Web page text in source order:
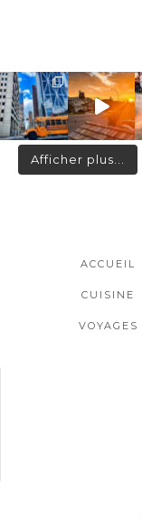
Afficher plus...
ACCUEIL
CUISINE
VOYAGES